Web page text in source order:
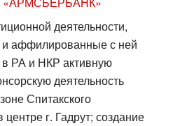
деятельности,
аффилированные с ней
РА и НКР активную
деятельность
Спитакского
г. Гадрут; создание